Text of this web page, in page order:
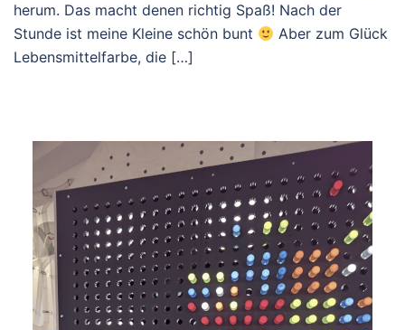
herum. Das macht denen richtig Spaß! Nach der
Stunde ist meine Kleine schön bunt
Aber zum Glück
Lebensmittelfarbe, die […]